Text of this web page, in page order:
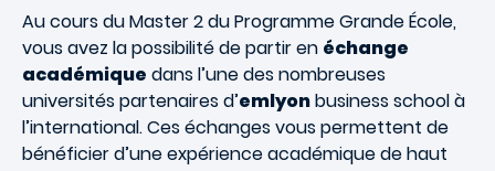
Au cours du Master 2 du Programme Grande École,
vous avez la possibilité de partir en échange
académique dans l’une des nombreuses
universités partenaires d’emlyonbusiness school à
l’international. Ces échanges vous permettent de
bénéficier d’une expérience académique de haut